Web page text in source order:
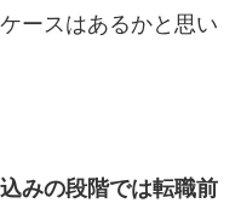
ースはあるかと思い
みの段階では転職前